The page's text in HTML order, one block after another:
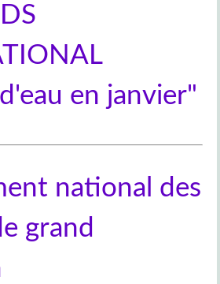
en janvier"
national des
grand